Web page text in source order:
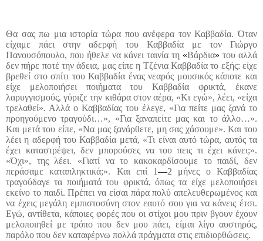
Θα σας πω μια ιστορία τώρα που ανέφερα τον Καββαδία. Όταν
είχαμε πάει στην αδερφή του Καββαδία με τον Γιώργο
Πανουσόπουλο, που ήθελε να κάνει ταινία τη «Βάρδια» του αλλά
δεν πήρε ποτέ την άδεια, μας είπε η Τζένια Καββαδία το εξής: είχε
βρεθεί στο σπίτι του Καββαδία ένας νεαρός μουσικός κάποτε και
είχε μελοποιήσει ποιήματα του Καββαδία φρικτά, έκανε
λαρυγγισμούς, γύριζε την κιθάρα στον αέρα, «Κι εγώ», λέει, «είχα
τρελαθεί». Αλλά ο Καββαδίας του έλεγε, «Για πείτε μας ξανά το
προηγούμενο τραγούδι…», «Για ξαναπείτε μας και το άλλο…».
Και μετά του είπε, «Να μας ξανάρθετε, μη σας χάσουμε». Και του
λέει η αδερφή του Καββαδία μετά, «Τι είναι αυτό τώρα, αυτός τα
έχει καταστρέψει, δεν μπορούσες να του πεις τι έχει κάνει;».
«Όχι», της λέει. «Γιατί να το κακοκαρδίσουμε το παιδί, δεν
περάσαμε καταπληκτικά;». Και επί 1—2 μήνες ο Καββαδίας
τραγούδαγε τα ποιήματά του φρικτά, όπως τα είχε μελοποιήσει
εκείνο το παιδί. Πρέπει να είσαι πάρα πολύ απελευθερωμένος και
να έχεις μεγάλη εμπιστοσύνη στον εαυτό σου για να κάνεις έτσι.
Εγώ, αντίθετα, κάποιες φορές που οι στίχοι μου πριν βγουν έχουν
μελοποιηθεί με τρόπο που δεν μου πάει, είμαι λίγο αυστηρός,
παρόλο που δεν καταφέρνω πολλά πράγματα στις επιδιορθώσεις.